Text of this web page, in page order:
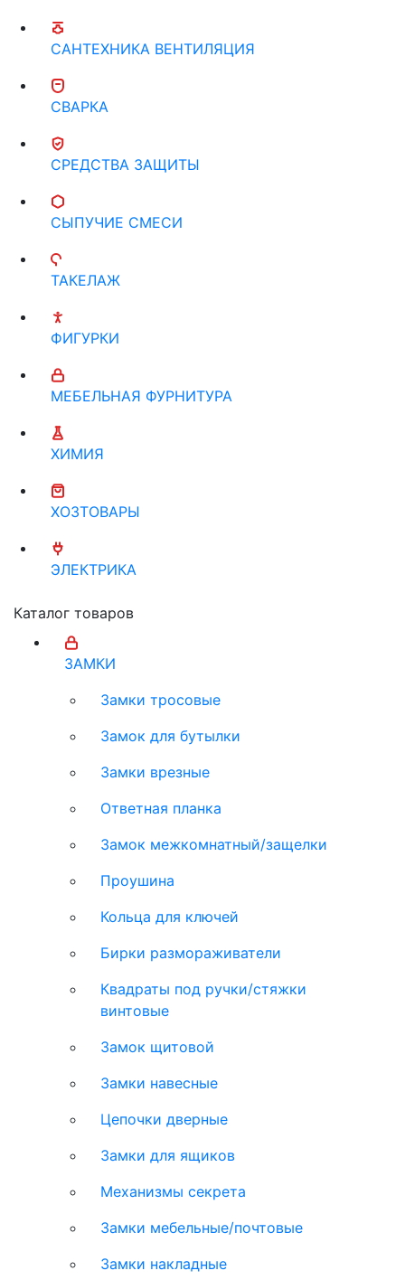
САНТЕХНИКА ВЕНТИЛЯЦИЯ
СВАРКА
СРЕДСТВА ЗАЩИТЫ
СЫПУЧИЕ СМЕСИ
ТАКЕЛАЖ
ФИГУРКИ
МЕБЕЛЬНАЯ ФУРНИТУРА
ХИМИЯ
ХОЗТОВАРЫ
ЭЛЕКТРИКА
Каталог товаров
ЗАМКИ
Замки тросовые
Замок для бутылки
Замки врезные
Ответная планка
Замок межкомнатный/защелки
Проушина
Кольца для ключей
Бирки размораживатели
Квадраты под ручки/стяжки
винтовые
Замок щитовой
Замки навесные
Цепочки дверные
Замки для ящиков
Механизмы секрета
Замки мебельные/почтовые
Замки накладные